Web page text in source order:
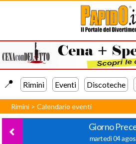
📍️ Rimini Eventi Discoteche
Rimini >Calendario eventi
Giorno
martedì 04